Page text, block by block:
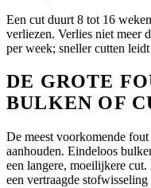
Een cut duurt 8 tot 16
verliezen. Verlies niet meer
per week; sneller cutten
DE GROTE
BULKEN OF
De meest voorkomende
aanhouden. Eindeloos
een langere, moeilijkere
een vertraagde stofwisseling